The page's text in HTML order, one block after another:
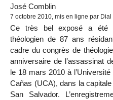
José Comblin
7 octobre 2010, mis en ligne par Dial
Ce très bel exposé a été
théologien de 87 ans
cadre du congrès de
anniversaire de l’assassinat
le 18 mars 2010 à
Cañas (UCA), dans la capitale
San Salvador.